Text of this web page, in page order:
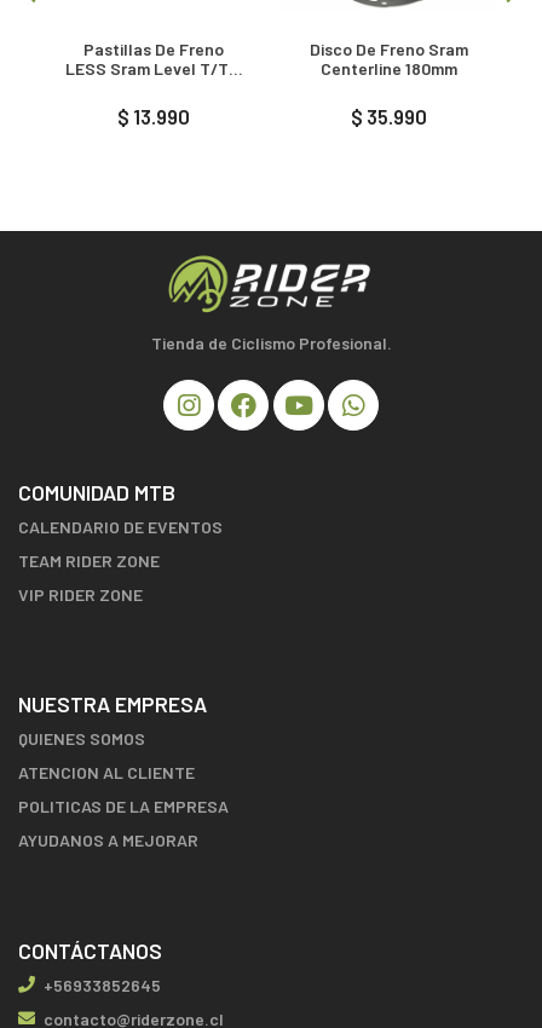
Pastillas De Freno
LESS Sram Level T/TL,
$ 13.990
Disco De Freno Sram
Centerline 180mm
$ 35.990
Tienda de Ciclismo Profesional.
COMUNIDAD MTB
CALENDARIO DE EVENTOS
TEAM RIDER ZONE
VIP RIDER ZONE
NUESTRA EMPRESA
QUIENES SOMOS
ATENCION AL CLIENTE
POLITICAS DE LA EMPRESA
AYUDANOS A MEJORAR
CONTÁCTANOS
+56933852645
contacto@riderzone.cl